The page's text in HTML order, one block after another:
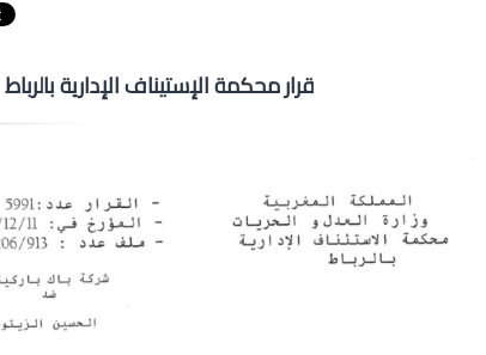
قرار محكمة الإستيناف الإدارية بالرباط